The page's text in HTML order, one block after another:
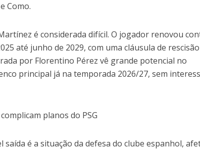
Como.
é considerada difícil. O jogador renovou
até junho de 2029, com uma cláusula de
por Florentino Pérez vê grande potencial no
principal já na temporada 2026/27, sem
planos do PSG
é a situação da defesa do clube espanhol,